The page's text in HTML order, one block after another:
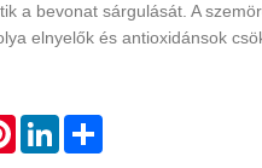
a bevonat sárgulását. A
elnyelők és antioxidánsok
PinterestLinkedInShare